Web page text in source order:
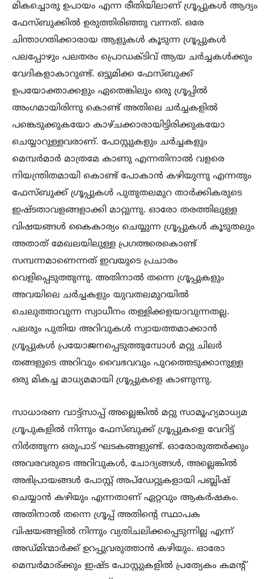
മികച്ചൊരു ഉപായം എന്ന രീതിയിലാണ് ഗ്രൂപ്പുകൾ ആദ്യം
ഫേസ്ബുക്കിൽ ഉരുത്തിരിഞ്ഞു വന്നത്. ഒരേ
ചിന്താഗതിക്കാരായ ആളുകൾ കൂടുന്ന ഗ്രൂപ്പുകൾ
പലപ്പോഴും പലതരം പ്രൊഡക്ടിവ് ആയ ചർച്ചകൾക്കും
വേദികളാകാറുണ്ട്. ഒട്ടുമിക്ക ഫേസ്ബുക്ക്
ഉപയോക്താക്കളും ഏതെങ്കിലും ഒരു ഗ്രൂപ്പിൽ
അംഗമായിരിന്നു കൊണ്ട് അതിലെ ചർച്ചകളിൽ
പങ്കെടുക്കുകയോ കാഴ്ചക്കാരായിട്ടിരിക്കുകയോ
ചെയ്യാറുള്ളവരാണ്. പോസ്റ്റുകളും ചർച്ചകളും
മെമ്പർമാർ മാത്രമേ കാണു എന്നതിനാൽ വളരെ
നിയന്ത്രിതമായി കൊണ്ട് പോകാൻ കഴിയുന്നു എന്നതും
ഫേസ്ബുക്ക് ഗ്രൂപ്പുകൾ പുതുതലമുറ താർക്കികരുടെ
ഇഷ്ടതാവളങ്ങളാക്കി മാറ്റുന്നു. ഓരോ തരത്തിലുള്ള
വിഷയങ്ങൾ കൈകാര്യം ചെയ്യുന്ന ഗ്രൂപ്പുകൾ കൂടുതലും
അതാത് മേഖലയിലുള്ള പ്രഗത്ഭരെകൊണ്ട്
സമ്പന്നമാണെന്നത് ഇവയുടെ പ്രചാരം
വെളിപ്പെടുത്തുന്നു. അതിനാൽ തന്നെ ഗ്രൂപ്പുകളും
അവയിലെ ചർച്ചകളും യുവതലമുറയിൽ
ചെലുത്താവുന്ന സ്വാധീനം തള്ളിക്കളയാവുന്നതല്ല.
പലരും പുതിയ അറിവുകൾ സ്വായത്തമാക്കാൻ
ഗ്രൂപ്പുകൾ പ്രയോജനപ്പെടുത്തുമ്പോൾ മറ്റു ചിലർ
തങ്ങളുടെ അറിവും വൈഭവവും പുറത്തെടുക്കാനുള്ള
ഒരു മികച്ച മാധ്യമമായി ഗ്രൂപ്പുകളെ കാണുന്നു.
സാധാരണ വാട്ട്സാപ്പ് അല്ലെങ്കിൽ മറ്റു സാമൂഹ്യമാധ്യമ
ഗ്രൂപുകളിൽ നിന്നും ഫേസ്ബുക്ക് ഗ്രൂപ്പുകളെ വേറിട്ട്
നിർത്തുന്ന ഒരുപാട് ഘടകങ്ങളുണ്ട്. ഓരോരുത്തർക്കും
അവരവരുടെ അറിവുകൾ, ചോദ്യങ്ങൾ, അല്ലെങ്കിൽ
അഭിപ്രായങ്ങൾ പോസ്റ്റ് അപ്ഡേറ്റുകളായി പബ്ലിഷ്
ചെയ്യാൻ കഴിയും എന്നതാണ് ഏറ്റവും ആകർഷകം.
അതിനാൽ തന്നെ ഗ്രൂപ്പ് അതിന്റെ സ്ഥാപക
വിഷയങ്ങളിൽ നിന്നും വ്യതിചലിക്കപ്പെടുന്നില്ല എന്ന്
അഡ്മിന്മാർക്ക് ഉറപ്പുവരുത്താൻ കഴിയും. ഓരോ
മെമ്പർമാര്ക്കും ഇഷ്ട പോസ്റ്റുകളിൽ പ്രത്യേകം കമന്റ്